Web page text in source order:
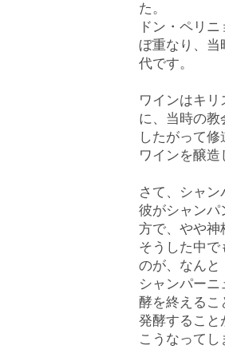
た。
ドン・ペリ
ぼ重なり、当
代です。
ワインはキ
に、当時の
したがって
ワインを醸造
さて、シャ
彼がシャンパ
方で、やや神
そうした中
のが、なんと
シャンパー
酵を終えるこ
発酵すること
こうなって